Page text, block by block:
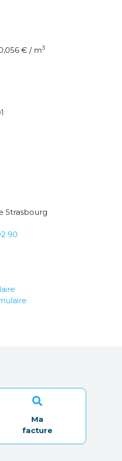
€ / m3
Strasbourg
90
Ma
facture